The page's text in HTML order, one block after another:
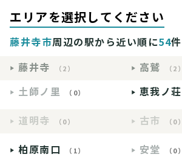
エリアを選択してください
藤井寺市周辺の駅から近い順に54件
藤井寺
（2） 高鷲 （2）
土師ノ里 （0） 恵我ノ荘
道明寺 （0） 古市 （0）
柏原南口 （1） 安堂 （0）